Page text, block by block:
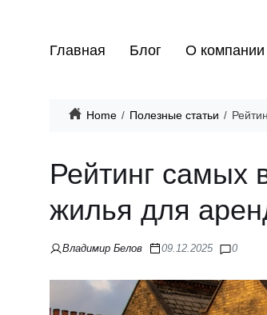
Главная Блог О компании
Home Полезные статьи
Рейтинг самых
жилья для
Владимир Белов 09.12.2025 0